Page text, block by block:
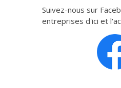
Suivez-nous sur
entreprises d'ici et